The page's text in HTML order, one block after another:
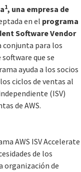
1, una empresa de
en el programa
Software Vendor
conjunta para los
que se
ayuda a los socios
ciclos de ventas al
(ISV)
de AWS.
AWS ISV Accelerate
de los
organización de